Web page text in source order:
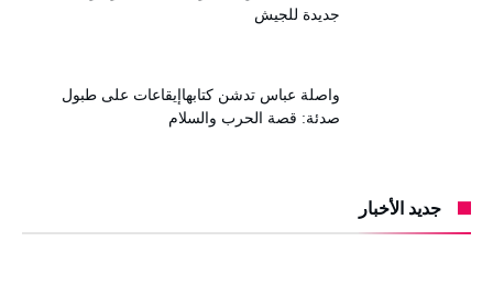
جديدة للجيش
واصلة عباس تدشن كتابهاإيقاعات على طبول
صدئة: قصة الحرب والسلام
جديد الأخبار